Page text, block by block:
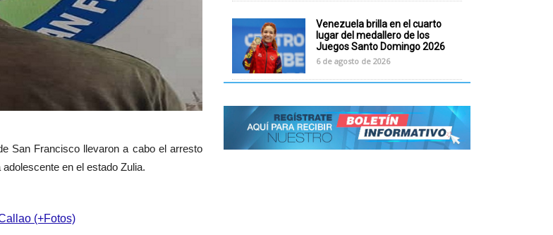
San Francisco llevaron a cabo el arresto
en el estado Zulia.
(+Fotos)
Venezuela brilla en el cuarto
lugar del medallero de los
Juegos Santo Domingo 2026
6 de agosto de 2026